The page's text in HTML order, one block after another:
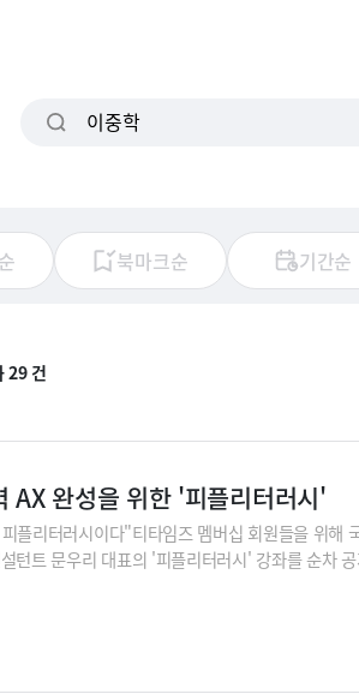
북마크순 기간순
29 건
AX 완성을 위한 '피플리터러시'
플리터러시이다"티타임즈 멤버십 회원들을 위해
턴트 문우리 대표의 '피플리터러시' 강좌를 순차
좌 내용이 궁금하시다면 '라이브클래스 티타임즈'